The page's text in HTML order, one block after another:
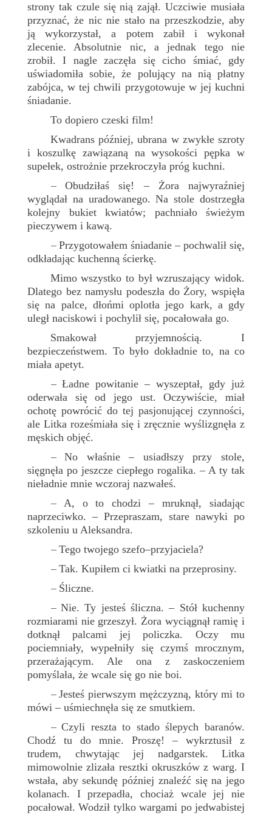
strony tak czule się nią zajął. Uczciwie musiała
przyznać, że nic nie stało na przeszkodzie, aby
ją wykorzystał, a potem zabił i wykonał
zlecenie. Absolutnie nic, a jednak tego nie
zrobił. I nagle zaczęła się cicho śmiać, gdy
uświadomiła sobie, że polujący na nią płatny
zabójca, w tej chwili przygotowuje w jej kuchni
śniadanie.
To dopiero czeski film!
Kwadrans później, ubrana w zwykłe szroty
i koszulkę zawiązaną na wysokości pępka w
supełek, ostrożnie przekroczyła próg kuchni.
–Obudziłaś się! – Żora najwyraźniej
wyglądał na uradowanego. Na stole dostrzegła
kolejny bukiet kwiatów; pachniało świeżym
pieczywem i kawą.
– Przygotowałem śniadanie – pochwalił się,
odkładając kuchenną ścierkę.
Mimo wszystko to był wzruszający widok.
Dlatego bez namysłu podeszła do Żory, wspięła
się na palce, dłońmi oplotła jego kark, a gdy
uległ naciskowi i pochylił się, pocałowała go.
Smakował przyjemnością. I
bezpieczeństwem. To było dokładnie to, na co
miała apetyt.
– Ładne powitanie – wyszeptał, gdy już
oderwała się od jego ust. Oczywiście, miał
ochotę powrócić do tej pasjonującej czynności,
ale Litka roześmiała się i zręcznie wyślizgnęła z
męskich objęć.
–No właśnie – usiadłszy przy stole,
sięgnęła po jeszcze ciepłego rogalika. – A ty tak
nieładnie mnie wczoraj nazwałeś.
– A, o to chodzi – mruknął, siadając
naprzeciwko. – Przepraszam, stare nawyki po
szkoleniu u Aleksandra.
– Tego twojego szefo–przyjaciela?
– Tak. Kupiłem ci kwiatki na przeprosiny.
– Śliczne.
–Nie. Ty jesteś śliczna. – Stół kuchenny
rozmiarami nie grzeszył. Żora wyciągnął ramię i
dotknął palcami jej policzka. Oczy mu
pociemniały, wypełniły się czymś mrocznym,
przerażającym. Ale ona z zaskoczeniem
pomyślała, że wcale się go nie boi.
–Jesteś pierwszym mężczyzną, który mi to
mówi – uśmiechnęła się ze smutkiem.
–Czyli reszta to stado ślepych baranów.
Chodź tu do mnie. Proszę! – wykrztusił z
trudem, chwytając jej nadgarstek. Litka
mimowolnie zlizała resztki okruszków z warg. I
wstała, aby sekundę później znaleźć się na jego
kolanach. I przepadła, chociaż wcale jej nie
pocałował. Wodził tylko wargami po jedwabistej